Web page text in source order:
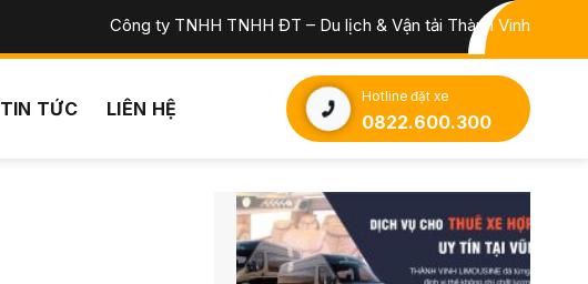
Công ty TNHH TNHH ĐT – Du lịch & Vận tải Thành Vinh
TIN TỨC LIÊN HỆ
Hotline đặt xe
0822.600.300